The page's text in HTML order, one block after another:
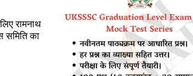
रामनाथ
समिति का